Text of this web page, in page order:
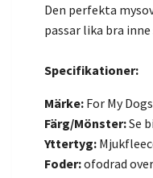
Den perfekta
passar lika bra
Specifikationer:
Märke: For My Dogs
Färg/Mönster:Se
Yttertyg:
Foder:ofodrad